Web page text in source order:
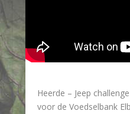
Heerde – Jeep
voor de Voedselbank